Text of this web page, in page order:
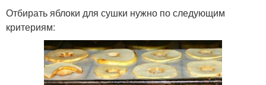
Отбирать яблоки для сушки нужно по следующим
критериям: